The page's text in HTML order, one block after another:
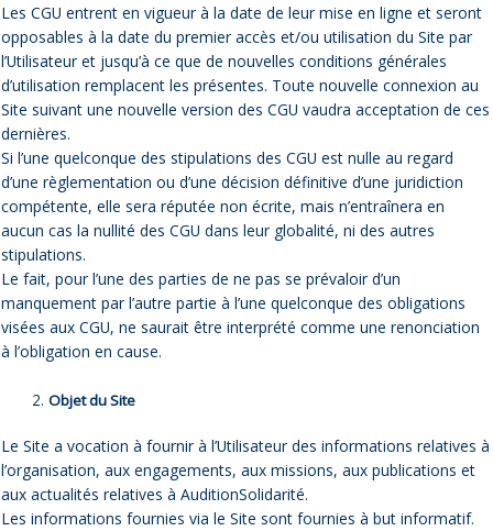
Les CGU entrent en vigueur à la date de leur mise en ligne et seront
opposables à la date du premier accès et/ou utilisation du Site par
l’Utilisateur et jusqu’à ce que de nouvelles conditions générales
d’utilisation remplacent les présentes. Toute nouvelle connexion au
Site suivant une nouvelle version des CGU vaudra acceptation de ces
dernières.
Si l’une quelconque des stipulations des CGU est nulle au regard
d’une règlementation ou d’une décision définitive d’une juridiction
compétente, elle sera réputée non écrite, mais n’entraînera en
aucun cas la nullité des CGU dans leur globalité, ni des autres
stipulations.
Le fait, pour l’une des parties de ne pas se prévaloir d’un
manquement par l’autre partie à l’une quelconque des obligations
visées aux CGU, ne saurait être interprété comme une renonciation
à l’obligation en cause.
Objet du Site
Le Site a vocation à fournir à l’Utilisateur des informations relatives à
l’organisation, aux engagements, aux missions, aux publications et
aux actualités relatives à AuditionSolidarité.
Les informations fournies via le Site sont fournies à but informatif.